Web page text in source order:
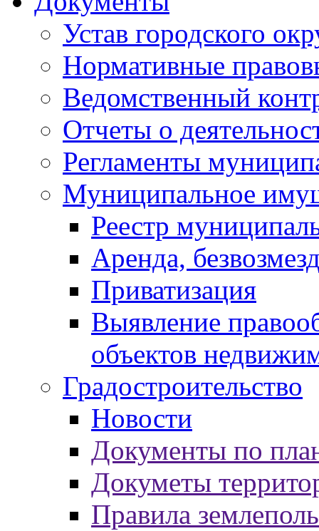
Устав городского
Нормативные
Ведомственный
Отчеты о
Регламенты
Муниципальное
Реестр
Аренда,
Приватизация
Выявление
объектов
Градостроительство
Новости
Документы по
Докуметы
Правила